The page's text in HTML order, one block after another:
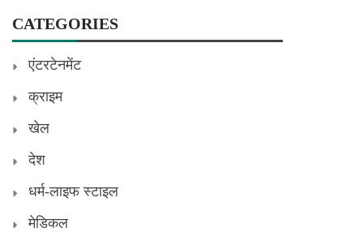
CATEGORIES
एंटरटेनमेंट
क्राइम
खेल
देश
धर्म-लाइफ स्टाइल
मेडिकल